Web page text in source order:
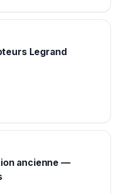
Legrand
ancienne —